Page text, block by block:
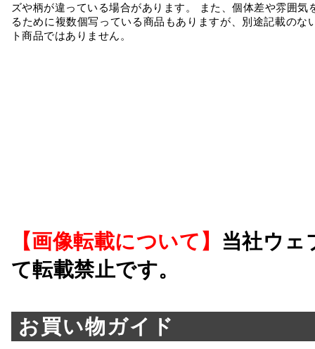
ズや柄が違っている場合があります。 また、個体差や雰囲気
るために複数個写っている商品もありますが、別途記載のな
ト商品ではありません。
【画像転載について】 当社ウェ
て転載禁止です。
お買い物ガイド